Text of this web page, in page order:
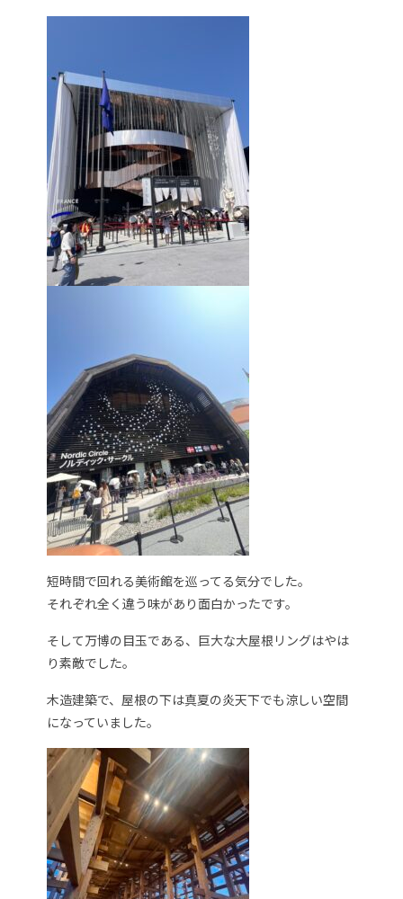
短時間で回れる美術館を巡ってる気分でした。
それぞれ全く違う味があり面白かったです。
そして万博の目玉である、巨大な大屋根リングはやは
り素敵でした。
木造建築で、屋根の下は真夏の炎天下でも涼しい空間
になっていました。